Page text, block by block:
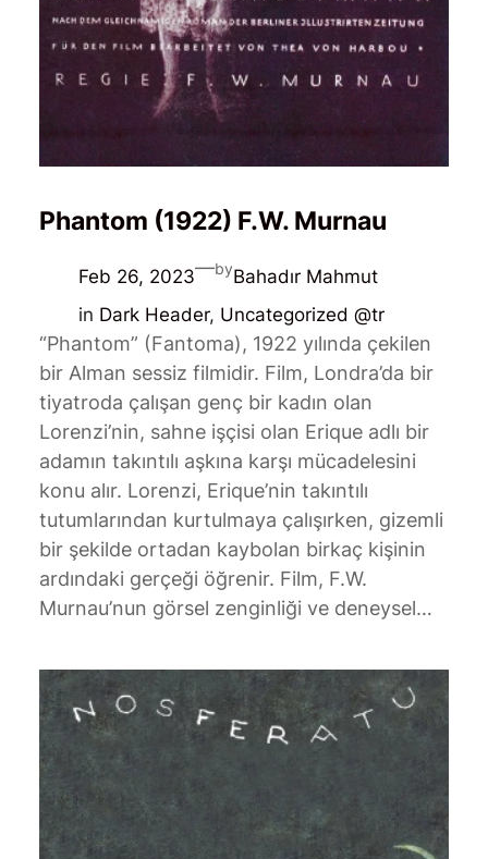
Phantom (1922) F.W. Murnau
Feb 26, 2023—byBahadır Mahmut
in Dark Header, Uncategorized @tr
“Phantom” (Fantoma), 1922 yılında çekilen
bir Alman sessiz filmidir. Film, Londra’da bir
tiyatroda çalışan genç bir kadın olan
Lorenzi’nin, sahne işçisi olan Erique adlı bir
adamın takıntılı aşkına karşı mücadelesini
konu alır. Lorenzi, Erique’nin takıntılı
tutumlarından kurtulmaya çalışırken, gizemli
bir şekilde ortadan kaybolan birkaç kişinin
ardındaki gerçeği öğrenir. Film, F.W.
Murnau’nun görsel zenginliği ve deneysel…